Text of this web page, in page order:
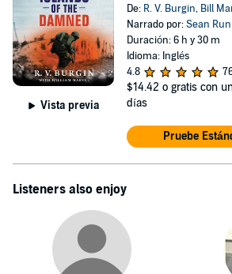
Vista previa
De: R. V. Burgin, Bill
Narrado por:Sean
Duración: 6 h y 30 m
Idioma: Inglés
4.8
$14.42 o gratis con
días
Pruebe
Listeners also enjoy